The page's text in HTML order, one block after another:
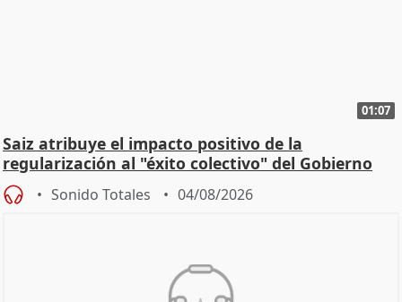
01:07
Saiz atribuye el impacto positivo de la
regularización al "éxito colectivo" del Gobierno
Sonido Totales 04/08/2026